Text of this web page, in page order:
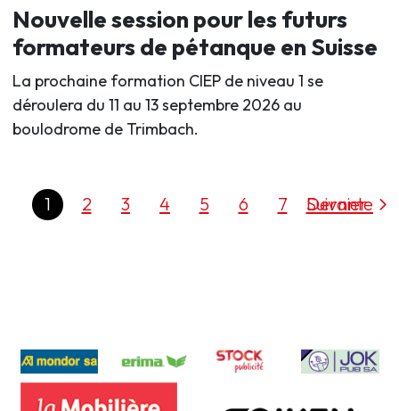
Nouvelle session pour les futurs
formateurs de pétanque en Suisse
La prochaine formation CIEP de niveau 1 se
déroulera du 11 au 13 septembre 2026 au
boulodrome de Trimbach.
1 2 3 4 5 6 7 Dernier
Suivante